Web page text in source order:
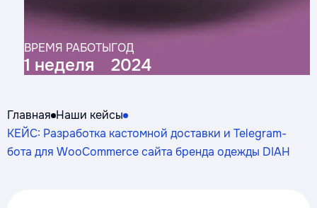
ВРЕМЯ РАБОТЫ
1 неделя
ГОД
2024
Главная Наши кейсы
КЕЙС: Разработка кастомной доставки и Telegram-
бота для WooCommerce сайта бренда одежды DIAH